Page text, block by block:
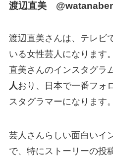
渡辺直美
渡辺直美さんは、テレビ
いる女性芸人になります。
直美さんのインスタグラ
人おり、日本で一番フォ
スタグラマーになります。
芸人さんらしい面白いイ
で、特にストーリーの投